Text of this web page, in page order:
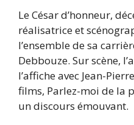
Le César d’honneur,
réalisatrice et
l’ensemble de sa
Debbouze. Sur scène,
l’affiche avec Jean-
films, Parlez-moi de la
un discours émouvant.